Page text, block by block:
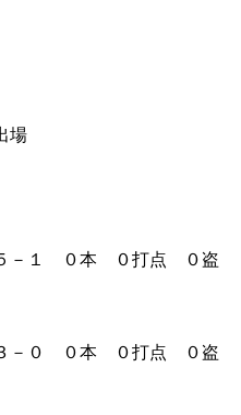
場
０本 ０打点 ０盗
０本 ０打点 ０盗